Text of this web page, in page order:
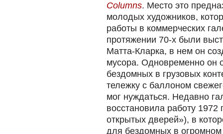
Columns. Место это
молодых художников,
работы в коммерческих
протяжении 70-х были
Матта-Кларка, в нем он
мусора. Одновременно он
бездомных в грузовых
тележку с баллоном
мог нуждаться. Недавно
восстановила работу 1972
открытых дверей»), в
для бездомных в огромном